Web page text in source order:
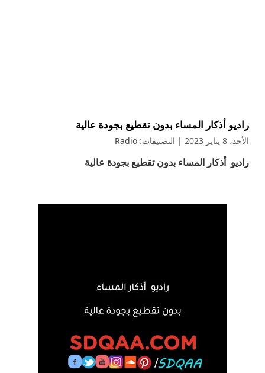
راديو أذكار المساء بدون تقطيع بجودة عالية
الأحد، 8 يناير 2023 | التصنيفات: Radio
راديو أذكار المساء بدون تقطيع بجودة عالية